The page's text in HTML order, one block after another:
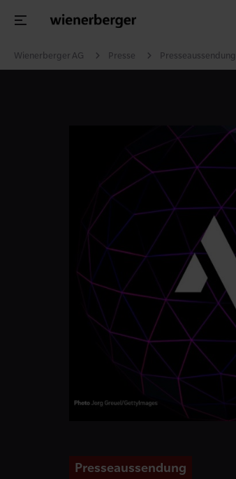
Wienerberger AG Presse
Presseaussendung